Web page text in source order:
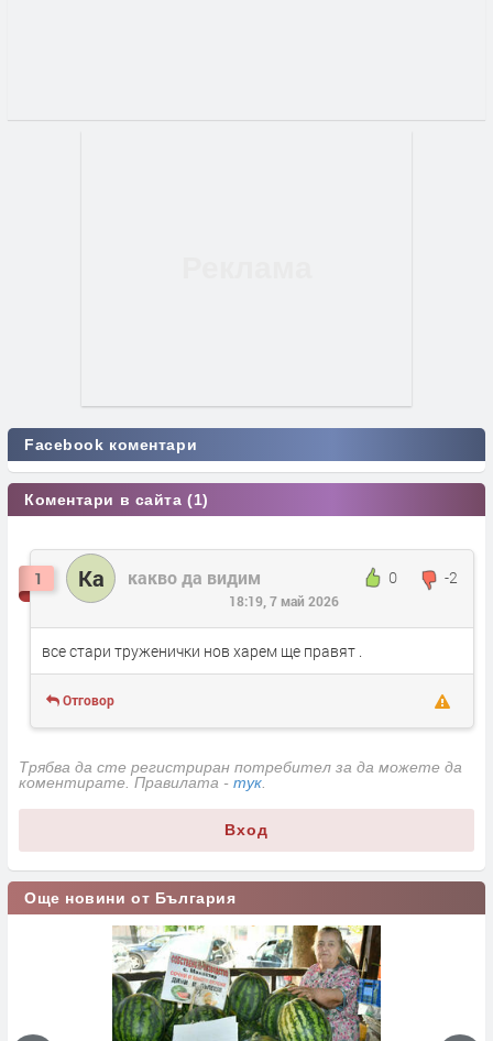
Facebook коментари
Коментари в сайта (1)
1 Ка какво да видим 0 -2
18:19, 7 май 2026
все стари труженички нов харем ще правят .
Отговор
Трябва да сте регистриран потребител за да можете да
коментирате. Правилата - тук.
Вход
Още новини от България